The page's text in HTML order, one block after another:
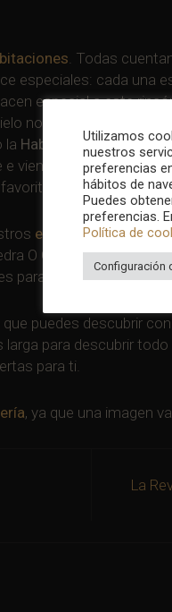
. Todas
especiales: cada una
especial a este
nocturno que cubre
la Habitación dos Ventos
viento y el clima
espacios infinitos,
O Centolo y muchos
visitar, perderse y
puedes descubrir
para descubrir todo
para ti.
, ya que una imagen
La
Utilizamos
nuestros
preferencias
hábitos de
Puedes
preferencias.
Política de
Configuración